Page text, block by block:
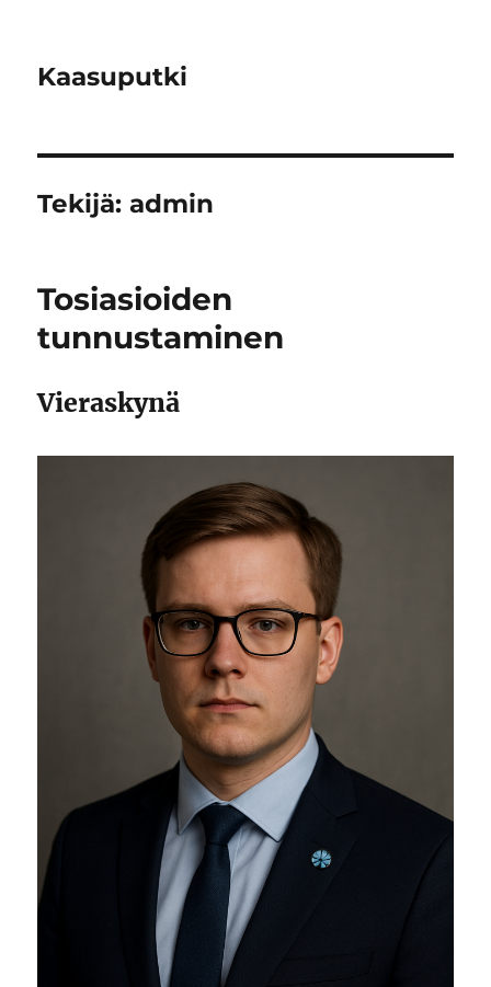
Kaasuputki
Tekijä:admin
Tosiasioiden
tunnustaminen
Vieraskynä